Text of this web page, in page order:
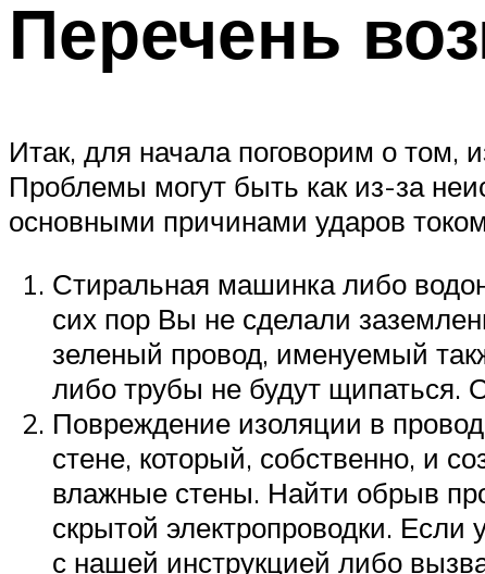
Перечень
Итак, для начала поговорим о том,
Проблемы могут быть как из-за
основными причинами ударов
Стиральная машинка либо
сих пор Вы не сделали
зеленый провод, именуемый
либо трубы не будут щипаться.
Повреждение изоляции в
стене, который, собственно, и
влажные стены. Найти обрыв
скрытой электропроводки. Если
с нашей инструкцией либо